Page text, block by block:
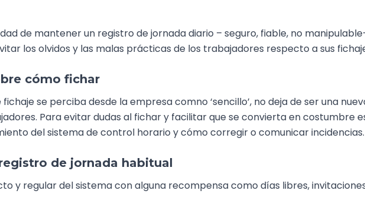
de mantener un registro de jornada diario – seguro, fiable, no
los olvidos y las malas prácticas de los trabajadores respecto a sus
cómo fichar
se perciba desde la empresa comno ‘sencillo’, no deja de ser una
Para evitar dudas al fichar y facilitar que se convierta en costumbre
del sistema de control horario y cómo corregir o comunicar incidencias.
de jornada habitual
y regular del sistema con alguna recompensa como días libres,